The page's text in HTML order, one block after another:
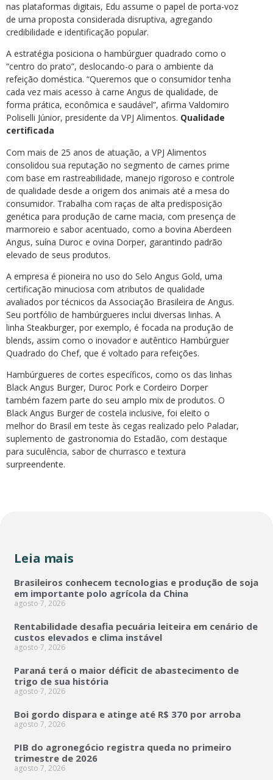
nas plataformas digitais, Edu assume o papel de porta-voz
de uma proposta considerada disruptiva, agregando
credibilidade e identificação popular.
A estratégia posiciona o hambúrguer quadrado como o
“centro do prato”, deslocando-o para o ambiente da
refeição doméstica. “Queremos que o consumidor tenha
cada vez mais acesso à carne Angus de qualidade, de
forma prática, econômica e saudável”, afirma Valdomiro
Poliselli Júnior, presidente da VPJ Alimentos. Qualidade
certificada
Com mais de 25 anos de atuação, a VPJ Alimentos
consolidou sua reputação no segmento de carnes prime
com base em rastreabilidade, manejo rigoroso e controle
de qualidade desde a origem dos animais até a mesa do
consumidor. Trabalha com raças de alta predisposição
genética para produção de carne macia, com presença de
marmoreio e sabor acentuado, como a bovina Aberdeen
Angus, suína Duroc e ovina Dorper, garantindo padrão
elevado de seus produtos.
A empresa é pioneira no uso do Selo Angus Gold, uma
certificação minuciosa com atributos de qualidade
avaliados por técnicos da Associação Brasileira de Angus.
Seu portfólio de hambúrgueres inclui diversas linhas. A
linha Steakburger, por exemplo, é focada na produção de
blends, assim como o inovador e autêntico Hambúrguer
Quadrado do Chef, que é voltado para refeições.
Hambúrgueres de cortes específicos, como os das linhas
Black Angus Burger, Duroc Pork e Cordeiro Dorper
também fazem parte do seu amplo mix de produtos. O
Black Angus Burger de costela inclusive, foi eleito o
melhor do Brasil em teste às cegas realizado pelo Paladar,
suplemento de gastronomia do Estadão, com destaque
para suculência, sabor de churrasco e textura
surpreendente.
Leia mais
Brasileiros conhecem tecnologias e produção de soja
em importante polo agrícola da China
agosto 7, 2026
Rentabilidade desafia pecuária leiteira em cenário de
custos elevados e clima instável
agosto 7, 2026
Paraná terá o maior déficit de abastecimento de
trigo de sua história
agosto 7, 2026
Boi gordo dispara e atinge até R$ 370 por arroba
agosto 7, 2026
PIB do agronegócio registra queda no primeiro
trimestre de 2026
agosto 7, 2026